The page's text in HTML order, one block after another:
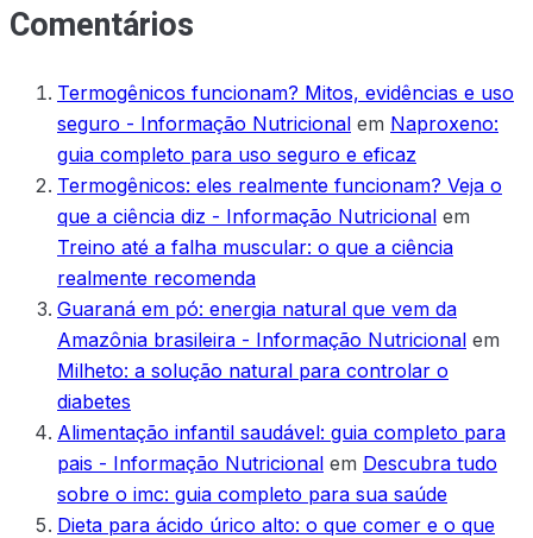
Comentários
Termogênicos funcionam? Mitos, evidências e uso
seguro - Informação Nutricional em Naproxeno:
guia completo para uso seguro e eficaz
Termogênicos: eles realmente funcionam? Veja o
que a ciência diz - Informação Nutricional em
Treino até a falha muscular: o que a ciência
realmente recomenda
Guaraná em pó: energia natural que vem da
Amazônia brasileira - Informação Nutricional em
Milheto: a solução natural para controlar o
diabetes
Alimentação infantil saudável: guia completo para
pais - Informação Nutricional em Descubra tudo
sobre o imc: guia completo para sua saúde
Dieta para ácido úrico alto: o que comer e o que